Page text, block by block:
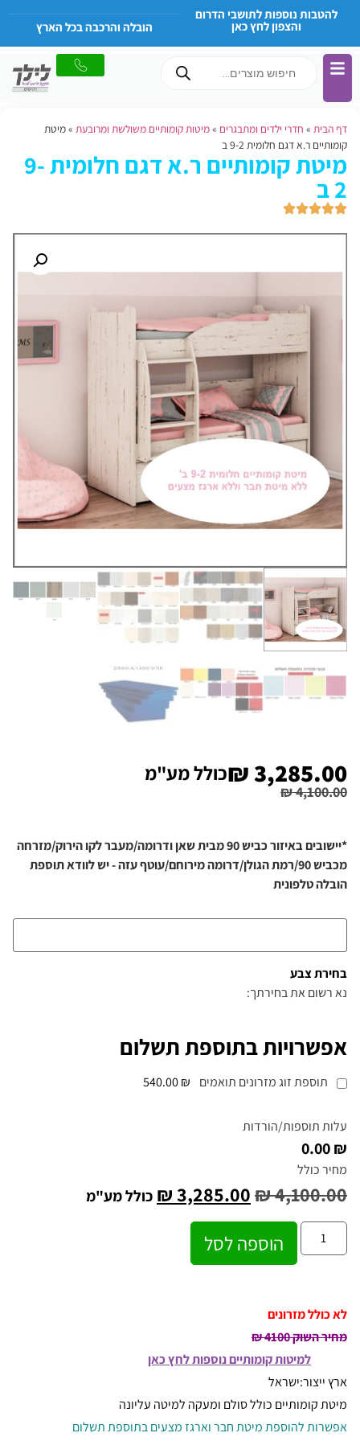
להטבות נוספות לתושבי הדרום
והצפון לחץ כאן הובלה והרכבה בכל הארץ
דף הבית » חדרי ילדים ומתבגרים »מיטות קומותיים משולשת ומרובעת »מיטת
קומותיים ר.א דגם חלומית 9-2 ב
מיטת קומותיים ר.א דגם חלומית 9-
2 ב
₪4,100.00
₪3,285.00 כולל מע"מ
*יישובים באיזור כביש 90 מבית שאן ודרומה/מעבר לקו הירוק/מזרחה
מכביש 90/רמת הגולן/דרומה מירוחם/עוטף עזה - יש לוודא תוספת
הובלה טלפונית
בחירת צבע
נא רשום את בחירתך:
אפשרויות בתוספת תשלום
תוספת זוג מזרונים תואמים ₪ 540.00
עלות תוספות/הורדות
₪ 0.00
מחיר כולל
₪4,100.00
₪3,285.00 כולל מע"מ
הוספה לסל
לא כולל מזרונים
מחיר השוק 4100 ₪
למיטות קומותיים נוספות לחץ כאן
ארץ ייצור:ישראל
מיטת קומותיים כולל סולם ומעקה למיטה עליונה
אפשרות להוספת מיטת חבר וארגז מצעים בתוספת תשלום